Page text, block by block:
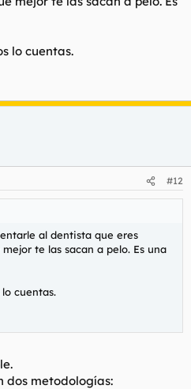
lo cuentas.
#12
al dentista que eres
te las sacan a pelo. Es una
cuentas.
dos metodologías: